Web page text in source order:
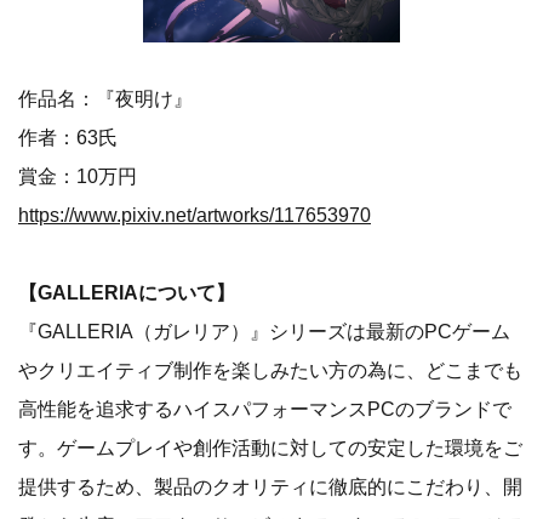
作品名：『夜明け』
作者：63氏
賞金：10万円
https://www.pixiv.net/artworks/117653970
【GALLERIAについて】
『GALLERIA（ガレリア）』シリーズは最新のPCゲーム
やクリエイティブ制作を楽しみたい方の為に、どこまでも
高性能を追求するハイスパフォーマンスPCのブランドで
す。ゲームプレイや創作活動に対しての安定した環境をご
提供するため、製品のクオリティに徹底的にこだわり、開